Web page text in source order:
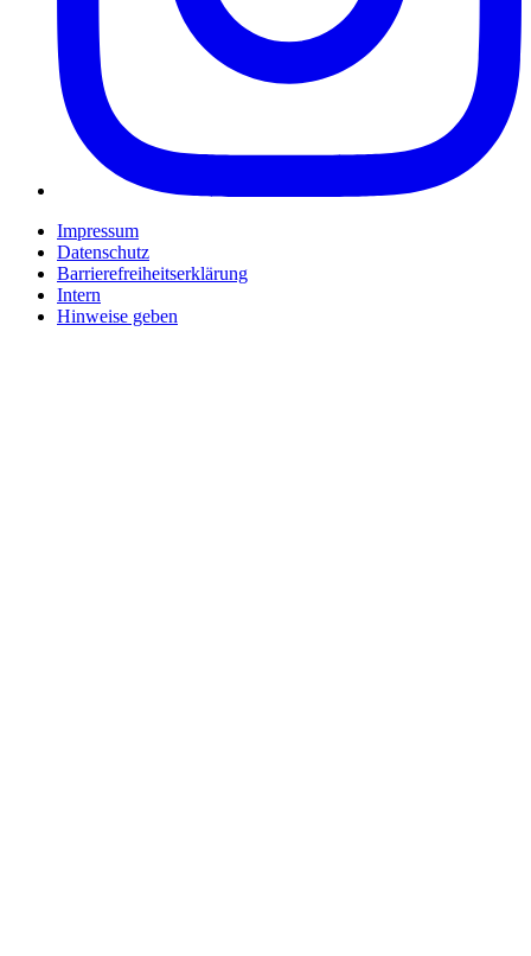
Impressum
Datenschutz
Barrierefreiheitserklärung
Intern
Hinweise geben